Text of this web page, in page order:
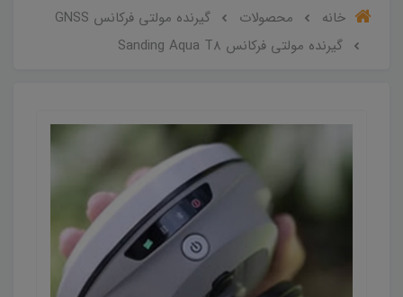
خانه محصولات
گیرنده مولتی فرکانس GNSS
گیرنده مولتی فرکانس Sanding Aqua T8